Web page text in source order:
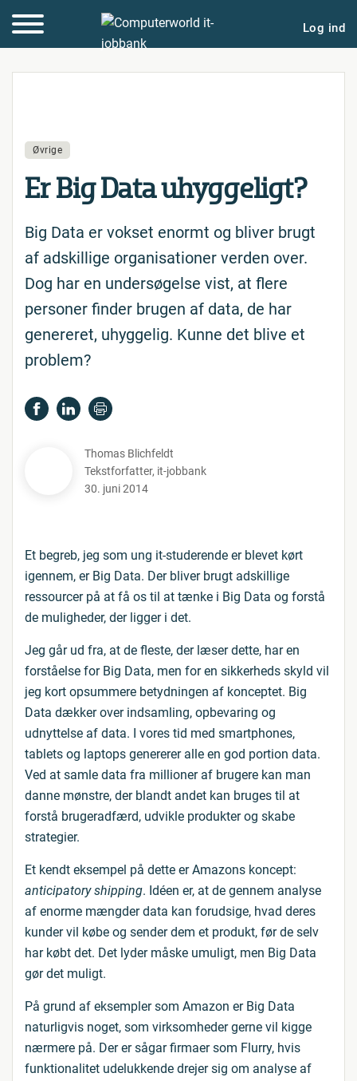
Log ind
Øvrige
Er Big Data uhyg­ge­ligt?
Big Data er vokset enormt og bliver brugt
af adskillige organisationer verden over.
Dog har en undersøgelse vist, at flere
personer finder brugen af data, de har
genereret, uhyggelig. Kunne det blive et
problem?
Thomas Blichfeldt
Tekstforfatter, it-jobbank
30. juni 2014
Et begreb, jeg som ung it-studerende er blevet kørt
igennem, er Big Data. Der bliver brugt adskillige
ressourcer på at få os til at tænke i Big Data og forstå
de muligheder, der ligger i det.
Jeg går ud fra, at de fleste, der læser dette, har en
forståelse for Big Data, men for en sikkerheds skyld vil
jeg kort opsummere betydningen af konceptet. Big
Data dækker over indsamling, opbevaring og
udnyttelse af data. I vores tid med smartphones,
tablets og laptops genererer alle en god portion data.
Ved at samle data fra millioner af brugere kan man
danne mønstre, der blandt andet kan bruges til at
forstå brugeradfærd, udvikle produkter og skabe
strategier.
Et kendt eksempel på dette er Amazons koncept:
anticipatory shipping. Idéen er, at de gennem analyse
af enorme mængder data kan forudsige, hvad deres
kunder vil købe og sender dem et produkt, før de selv
har købt det. Det lyder måske umuligt, men Big Data
gør det muligt.
På grund af eksempler som Amazon er Big Data
naturligvis noget, som virksomheder gerne vil kigge
nærmere på. Der er sågar firmaer som Flurry, hvis
funktionalitet udelukkende drejer sig om analyse af